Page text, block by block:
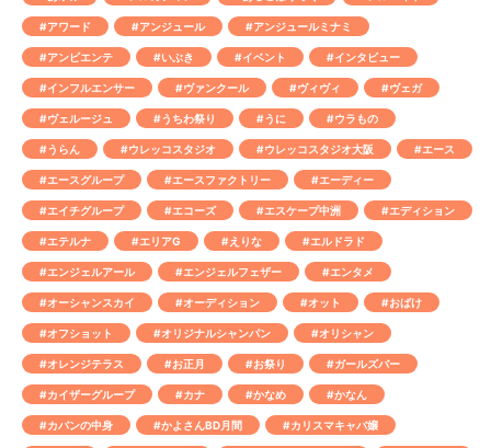
#アワード #アンジュール #アンジュールミナミ
#アンビエンテ #いぶき #イベント #インタビュー
#インフルエンサー #ヴァンクール #ヴィヴィ #ヴェガ
#ヴェルージュ #うちわ祭り #うに #ウラもの
#うらん #ウレッコスタジオ #ウレッコスタジオ大阪 #エース
#エースグループ #エースファクトリー #エーディー
#エイチグループ #エコーズ #エスケープ中洲 #エディション
#エテルナ #エリアG #えりな #エルドラド
#エンジェルアール #エンジェルフェザー #エンタメ
#オーシャンスカイ #オーディション #オット #おばけ
#オフショット #オリジナルシャンパン #オリシャン
#オレンジテラス #お正月 #お祭り #ガールズバー
#カイザーグループ #カナ #かなめ #かなん
#カバンの中身 #かよさんBD月間 #カリスマキャバ嬢